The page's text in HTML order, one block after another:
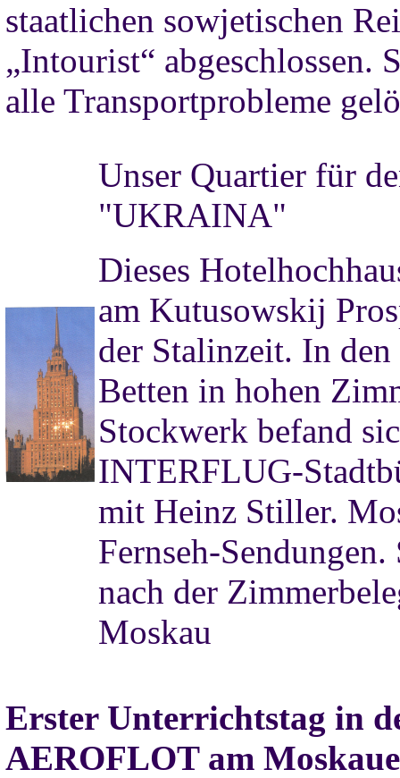
staatlichen sowjetischen
„Intourist“ abgeschlossen.
alle Transportprobleme
Unser Quartier für
"UKRAINA"
Dieses
am Kutusowskij
der Stalinzeit. In
Betten in hohen
Stockwerk befand
INTERFLUG-
mit Heinz Stiller.
Fernseh-
nach der
Moskau
Erster Unterrichtstag in
AEROFLOT am